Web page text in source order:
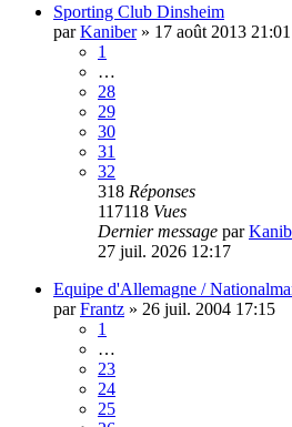
Sporting Club Dinsheim
parKaniber» 17 août 2013 21:01
1
…
28
29
30
31
32
318 Réponses
117118 Vues
Dernier message par
27 juil. 2026 12:17
Equipe d'Allemagne /
parFrantz » 26 juil. 2004 17:15
1
…
23
24
25